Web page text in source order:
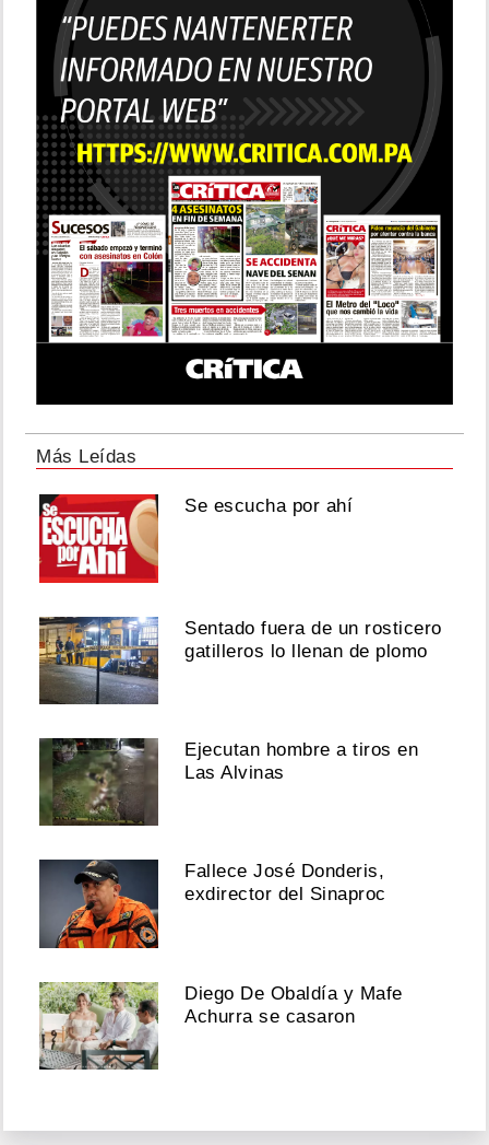
Más Leídas
Se escucha por ahí
Sentado fuera de un rosticero
gatilleros lo llenan de plomo
Ejecutan hombre a tiros en
Las Alvinas
Fallece José Donderis,
exdirector del Sinaproc
Diego De Obaldía y Mafe
Achurra se casaron